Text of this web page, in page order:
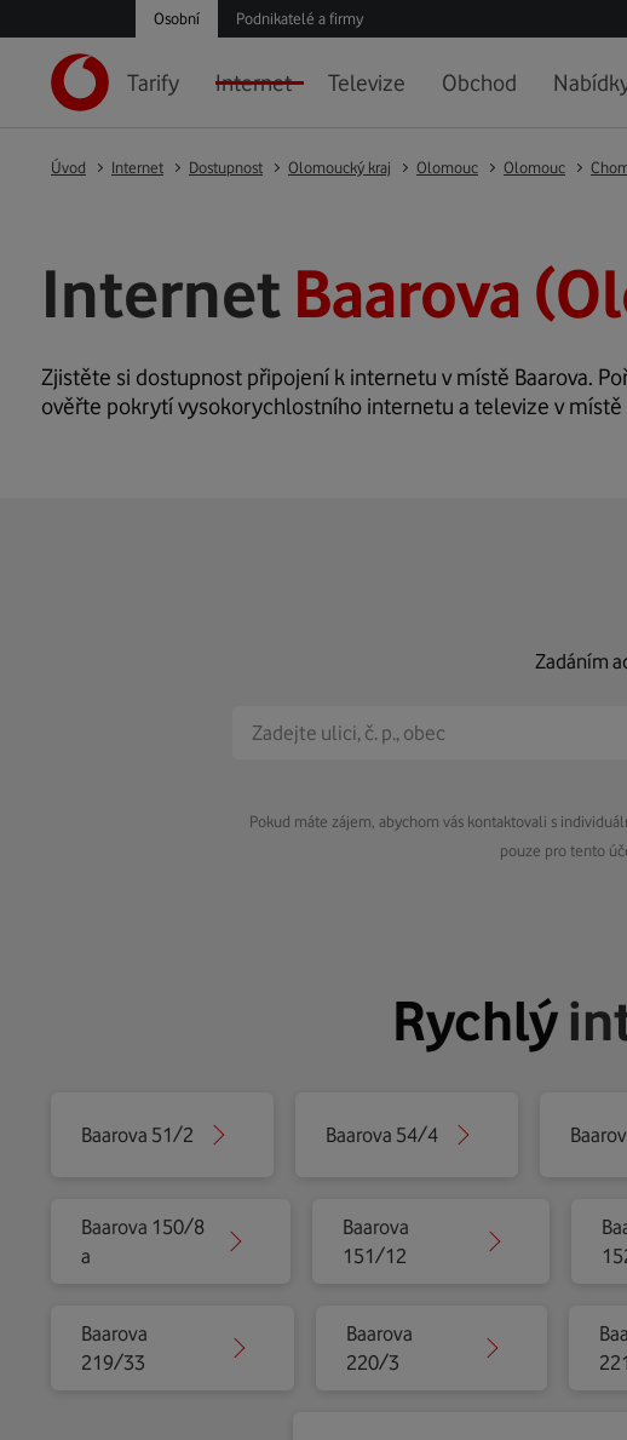
Osobní Podnikatelé a firmy
Tarify Internet Televize Obchod
Úvod Internet Dostupnost Olomoucký kraj Olomouc Olomouc
Internet Baarova
Zjistěte si dostupnost připojení k internetu v místě Baarova.
ověřte pokrytí vysokorychlostního internetu a televize v místě
Zadáním
Pokud máte zájem, abychom vás kontaktovali s
pouze pro tento
Rychlý
Baarova 51/2 Baarova 54/4
Baarova 150/8
a
Baarova
151/12
Baarova
219/33
Baarova
220/3